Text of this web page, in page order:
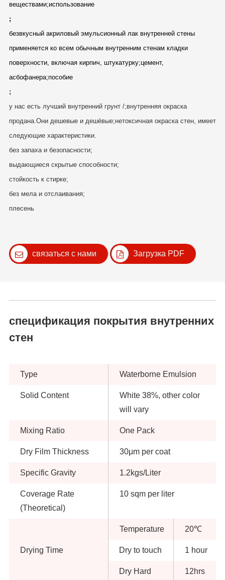
веществами;использование
;
безвкусный акриловый эмульсионный лак внутренней стены
применяется ко всем обычным внутренним стенам кладки
поверхности, включая кирпич, штукатурку;цемент,
асбофанера;пособие
;
у нас есть лучший внутренний грунт /;внутренняя окраска
продана.Они дешевые и дешёвые;нетоксичная окраска стен, имеет
следующие характеристики.
без запаха и безопасности;
выдающиеся скрытые способности;
стойкость к стирке;
без мела и отслаивания;
плесень
связаться с нами Загрузка PDF
спецификация покрытия внутренних
стен
Type Waterborne Emulsion
Solid Content
White 38%, other color
will vary
Mixing Ratio One Pack
Dry Film Thickness 30μm per coat
Specific Gravity 1.2kgs/Liter
Coverage Rate
(Theoretical)
10 sqm per liter
Drying Time
Temperature 20℃
Dry to touch 1 hour
Dry Hard 12hrs